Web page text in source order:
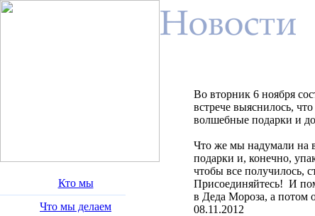
Кто мы
Что мы делаем
Во вторник 6 ноября
встрече выяснилось,
волшебные подарки и
Что же мы надумали на
подарки и, конечно,
чтобы все получилось,
Присоединяйтесь! И
в Деда Мороза, а потом
08.11.2012